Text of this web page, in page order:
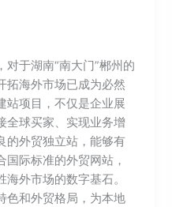
于湖南“南大门”郴州的
拓海外市场已成为必然
站项目，不仅是企业展
全球买家、实现业务增
的外贸独立站，能够有
际标准的外贸网站，
外市场的数字基石。
色和外贸格局，为本地